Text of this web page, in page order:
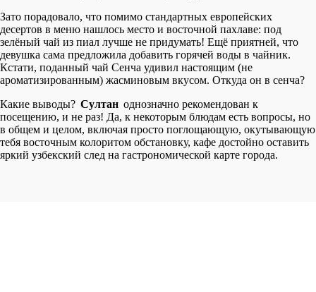
Зато порадовало, что помимо стандартных европейских
десертов в меню нашлось место и восточной пахлаве: под
зелёный чай из пиал лучше не придумать! Ещё приятней, что
девушка сама предложила добавить горячей воды в чайник.
Кстати, поданный чай Сенча удивил настоящим (не
ароматизированным) жасминовым вкусом. Откуда он в сенча?
Какие выводы? Султан однозначно рекомендован к
посещению, и не раз! Да, к некоторым блюдам есть вопросы, но
в общем и целом, включая просто поглощающую, окутывающую
тебя восточным колоритом обстановку, кафе достойно оставить
яркий узбекский след на гастрономической карте города.